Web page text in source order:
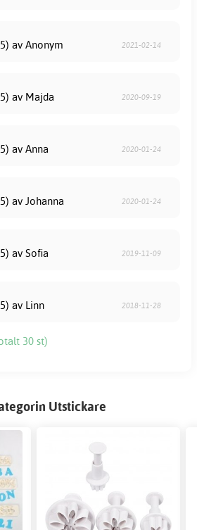
av Anonym 2021-02-14
av Majda 2020-09-19
av Anna 2020-01-24
av Johanna 2020-01-24
av Sofia 2019-11-09
av Linn 2018-11-28
30 st)
Utstickare